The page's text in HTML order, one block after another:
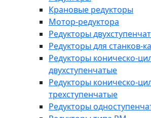
Крановые редукторы
Мотор-редуктора
Редукторы
Редукторы для станков-
Редукторы коническо-
двухступенчатые
Редукторы коническо-
трехступенчатые
Редукторы